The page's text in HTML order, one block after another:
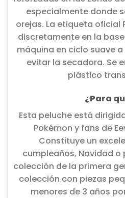
especialmente donde
orejas. La etiqueta oficial
discretamente en la
máquina en ciclo suave
evitar la secadora. Se
plástico
¿Para
Esta peluche está
Pokémon y fans de
Constituye un
cumpleaños, Navidad
colección de la primera
colección con piezas
menores de 3 años